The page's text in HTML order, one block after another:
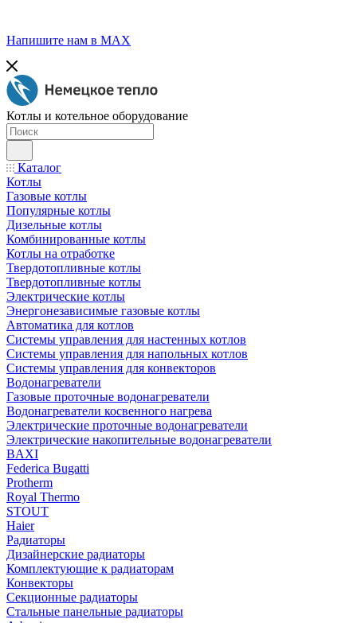
Напишите нам в МАХ
Котлы и котельное оборудование
Каталог
Котлы
Газовые котлы
Популярные котлы
Дизельные котлы
Комбинированные котлы
Котлы на отработке
Твердотопливные котлы
Твердотопливные котлы
Электрические котлы
Энергонезависимые газовые котлы
Автоматика для котлов
Системы управления для настенных котлов
Системы управления для напольных котлов
Системы управления для конвекторов
Водонагреватели
Газовые проточные водонагреватели
Водонагреватели косвенного нагрева
Электрические проточные водонагреватели
Электрические накопительные водонагреватели
BAXI
Federica Bugatti
Protherm
Royal Thermo
STOUT
Haier
Радиаторы
Дизайнерские радиаторы
Комплектующие к радиаторам
Конвекторы
Секционные радиаторы
Стальные панельные радиаторы